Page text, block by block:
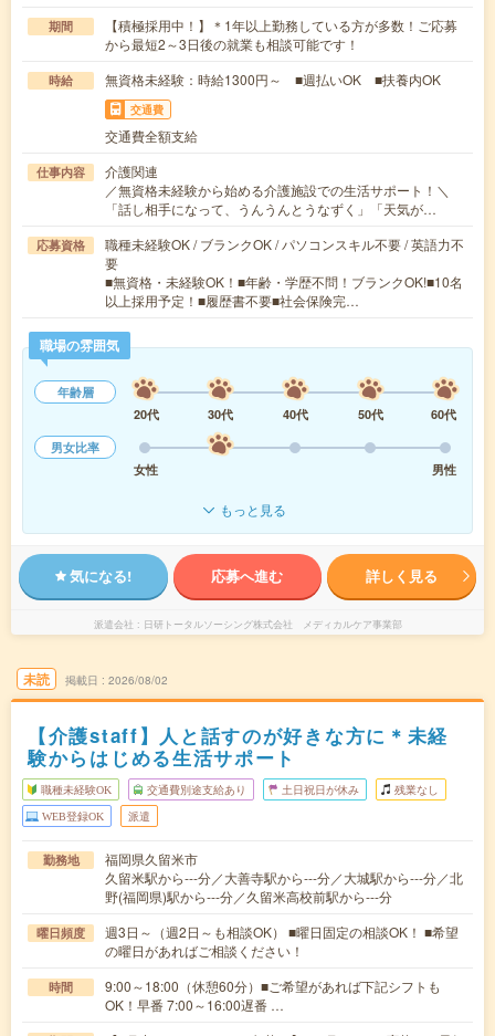
期間
【積極採用中！】＊1年以上勤務している方が多数！ご応募
から最短2～3日後の就業も相談可能です！
時給 無資格未経験：時給1300円～ ■週払いOK ■扶養内OK
交通費
交通費全額支給
仕事内容
介護関連
／無資格未経験から始める介護施設での生活サポート！＼
「話し相手になって、うんうんとうなずく」「天気が…
応募資格
職種未経験OK / ブランクOK / パソコンスキル不要 / 英語力不
要
■無資格・未経験OK！■年齢・学歴不問！ブランクOK!■10名
以上採用予定！■履歴書不要■社会保険完…
職場の雰囲気
年齢層
20代
30代 40代 50代
60代
男女比率
女性
男性
もっと見る
気になる! 応募へ進む 詳しく見る
派遣会社 日研トータルソーシング株式会社 メディカルケア事業部
未読 掲載日 2026/08/02
【介護staff】人と話すのが好きな方に＊未経
験からはじめる生活サポート
職種未経験OK 交通費別途支給あり 土日祝日が休み 残業なし
WEB登録OK 派遣
勤務地
福岡県久留米市
久留米駅から---分／大善寺駅から---分／大城駅から---分／北
野(福岡県)駅から---分／久留米高校前駅から---分
曜日頻度
週3日～（週2日～も相談OK） ■曜日固定の相談OK！ ■希望
の曜日があればご相談ください！
時間
9:00～18:00（休憩60分）■ご希望があれば下記シフトも
OK！早番 7:00～16:00遅番 …